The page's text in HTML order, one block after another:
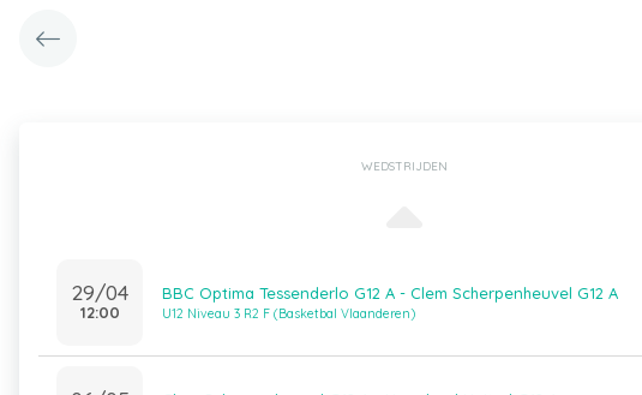
WEDSTRIJDEN
29/04
12:00
BBC Optima Tessenderlo G12 A - Clem Scherpenheuvel G12 A
U12 Niveau 3 R2 F (Basketbal Vlaanderen)